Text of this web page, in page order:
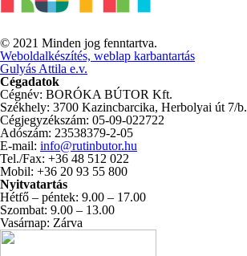
© 2021 Minden jog fenntartva.
Weboldalkészítés, weblap karbantartás
Gulyás Attila e.v.
Cégadatok
Cégnév: BORÓKA BÚTOR Kft.
Székhely: 3700 Kazincbarcika, Herbolyai út 7/b.
Cégjegyzékszám: 05-09-022722
Adószám: 23538379-2-05
E-mail: info@rutinbutor.hu
Tel./Fax: +36 48 512 022
Mobil: +36 20 93 55 800
Nyitvatartás
Hétfő – péntek: 9.00 – 17.00
Szombat: 9.00 – 13.00
Vasárnap: Zárva